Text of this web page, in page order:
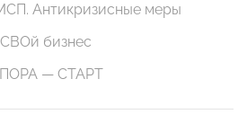
Антикризисные меры
СВОй бизнес
— СТАРТ